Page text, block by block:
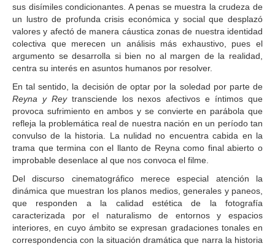
sus disímiles condicionantes. A penas se muestra la crudeza de
un lustro de profunda crisis económica y social que desplazó
valores y afectó de manera cáustica zonas de nuestra identidad
colectiva que merecen un análisis más exhaustivo, pues el
argumento se desarrolla si bien no al margen de la realidad,
centra su interés en asuntos humanos por resolver.
En tal sentido, la decisión de optar por la soledad por parte de
Reyna y Reytransciende los nexos afectivos e íntimos que
provoca sufrimiento en ambos y se convierte en parábola que
refleja la problemática real de nuestra nación en un período tan
convulso de la historia. La nulidad no encuentra cabida en la
trama que termina con el llanto de Reyna como final abierto o
improbable desenlace al que nos convoca el filme.
Del discurso cinematográfico merece especial atención la
dinámica que muestran los planos medios, generales y paneos,
que responden a la calidad estética de la fotografía
caracterizada por el naturalismo de entornos y espacios
interiores, en cuyo ámbito se expresan gradaciones tonales en
correspondencia con la situación dramática que narra la historia